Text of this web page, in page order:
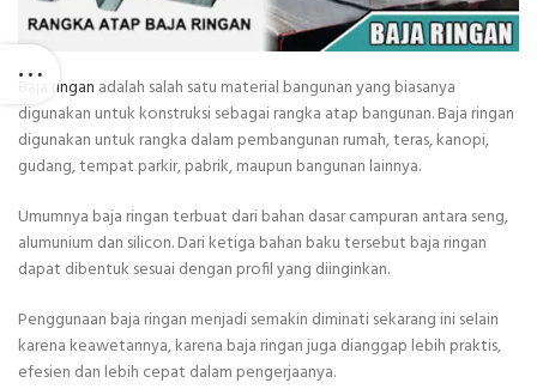
Baja ringan adalah salah satu material bangunan yang biasanya
digunakan untuk konstruksi sebagai rangka atap bangunan. Baja ringan
digunakan untuk rangka dalam pembangunan rumah, teras, kanopi,
gudang, tempat parkir, pabrik, maupun bangunan lainnya.
Umumnya baja ringan terbuat dari bahan dasar campuran antara seng,
alumunium dan silicon. Dari ketiga bahan baku tersebut baja ringan
dapat dibentuk sesuai dengan profil yang diinginkan.
Penggunaan baja ringan menjadi semakin diminati sekarang ini selain
karena keawetannya, karena baja ringan juga dianggap lebih praktis,
efesien dan lebih cepat dalam pengerjaanya.